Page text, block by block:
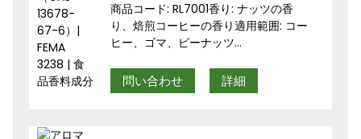
商品コード: RL7001香り: ナッツの香
り、焙煎コーヒーの香り適用範囲: コー
ヒー、ゴマ、ピーナッツ...
問い合わせ 詳細